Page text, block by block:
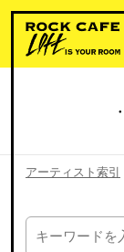
アーティスト索引